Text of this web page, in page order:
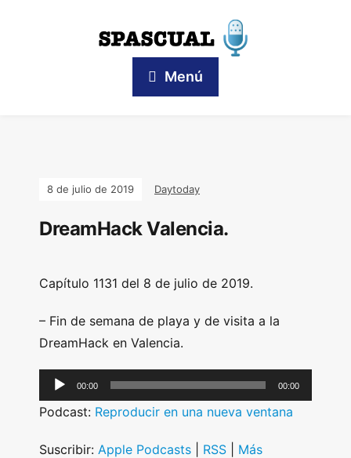
Menú
8 de julio de 2019 Daytoday
DreamHack Valencia.
Capítulo 1131 del 8 de julio de 2019.
– Fin de semana de playa y de visita a la
DreamHack en Valencia.
u
i
00:00 00:00
Podcast: Reproducir en una nueva ventana
Suscribir: Apple Podcasts RSS Más